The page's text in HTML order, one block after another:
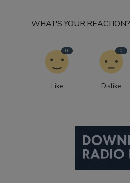
WHAT'S YOUR REACTION?
0
Like
0
Dislike